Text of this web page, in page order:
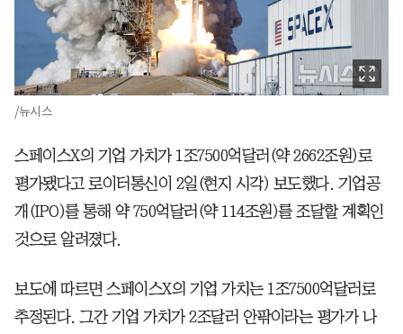
/뉴시스
스페이스X의 기업 가치가 1조7500억달러(약 2662조원)로
평가됐다고 로이터통신이 2일(현지 시각) 보도했다. 기업공
개(IPO)를 통해 약 750억달러(약 114조원)를 조달할 계획인
것으로 알려졌다.
보도에 따르면 스페이스X의 기업 가치는 1조7500억달러로
추정된다. 그간 기업 가치가 2조달러 안팎이라는 평가가 나